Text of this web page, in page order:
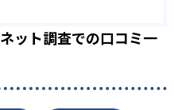
ット調査での口コミ一